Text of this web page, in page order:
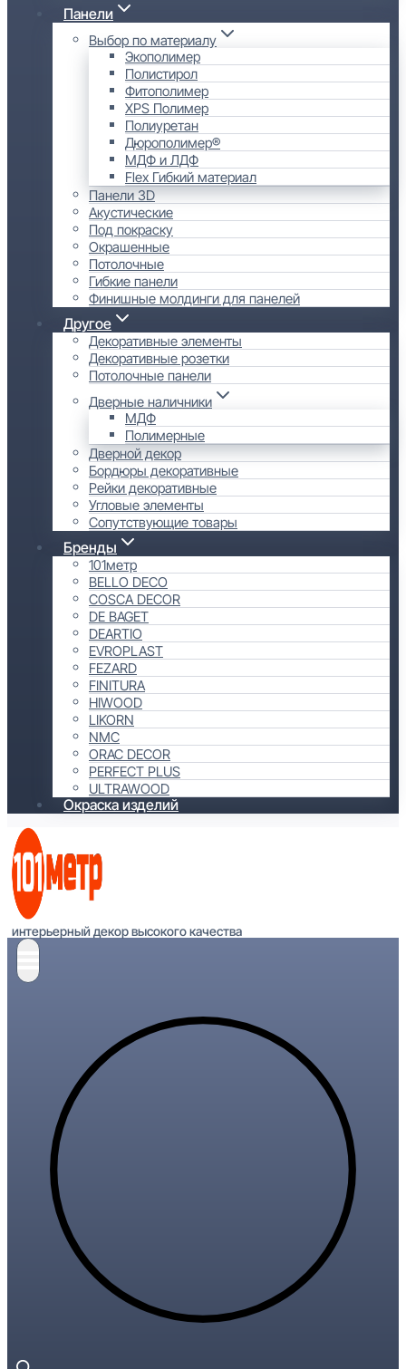
Панели
Выбор по материалу
Экополимер
Полистирол
Фитополимер
XPS Полимер
Полиуретан
Дюрополимер®
МДФ и ЛДФ
Flex Гибкий материал
Панели 3D
Акустические
Под покраску
Окрашенные
Потолочные
Гибкие панели
Финишные молдинги для панелей
Другое
Декоративные элементы
Декоративные розетки
Потолочные панели
Дверные наличники
МДФ
Полимерные
Дверной декор
Бордюры декоративные
Рейки декоративные
Угловые элементы
Сопутствующие товары
Бренды
101метр
BELLO DECO
COSCA DECOR
DE BAGET
DEARTIO
EVROPLAST
FEZARD
FINITURA
HIWOOD
LIKORN
NMC
ORAC DECOR
PERFECT PLUS
ULTRAWOOD
Окраска изделий
интерьерный декор высокого качества